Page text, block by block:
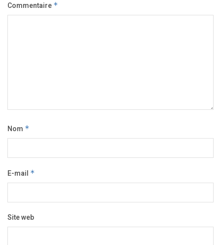
Commentaire *
Nom *
E-mail *
Site web